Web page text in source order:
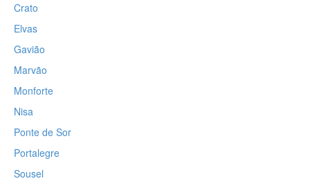
Crato
Elvas
Gavião
Marvão
Monforte
Nisa
Ponte de Sor
Portalegre
Sousel